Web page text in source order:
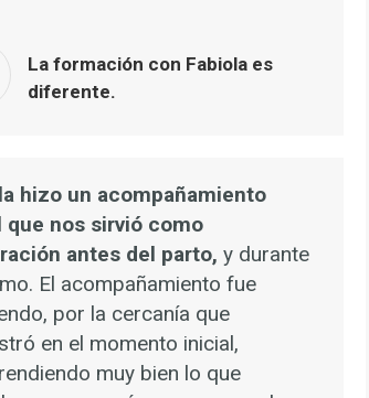
La formación con Fabiola es
diferente.
hizo un acompañamiento
que nos sirvió como
antes del parto, y durante
El acompañamiento fue
por la cercanía que
en el momento inicial,
muy bien lo que